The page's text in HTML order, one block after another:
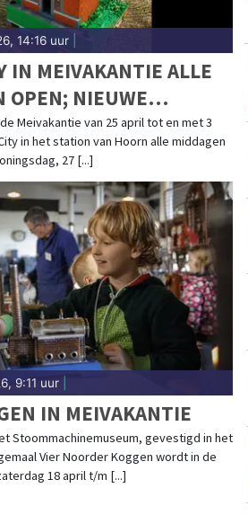
14:16 uur|
IN MEIVAKANTIE ALLE
OPEN; NIEUWE
VAN LEGO
Meivakantie van 25 april tot en met 3
in het station van Hoorn alle middagen
27 [...]
9:11 uur|
IN MEIVAKANTIE
Stoommachinemuseum, gevestigd in het
Vier Noorder Koggen wordt in de
18 april t/m [...]